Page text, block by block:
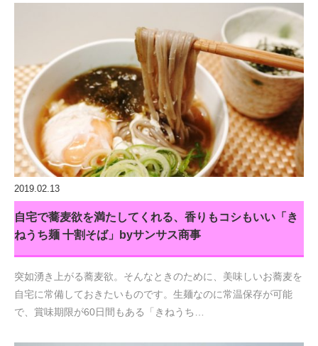
2019.02.13
自宅で蕎麦欲を満たしてくれる、香りもコシもいい「き
ねうち麺 十割そば」byサンサス商事
突如湧き上がる蕎麦欲。そんなときのために、美味しいお蕎麦を
自宅に常備しておきたいものです。生麺なのに常温保存が可能
で、賞味期限が60日間もある「きねうち…